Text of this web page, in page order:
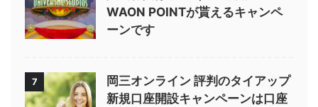
WAON POINTが貰えるキャンペ
ーンです
7
岡三オンライン 評判のタイアップ
新規口座開設キャンペーンは口座